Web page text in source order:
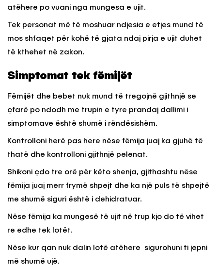
atëhere po vuani nga mungesa e ujit.
Tek personat më të moshuar ndjesia e etjes mund të
mos shfaqet për kohë të gjata ndaj pirja e ujit duhet
të kthehet në zakon.
Simptomat tek fëmijët
Fëmijët dhe bebet nuk mund të tregojnë gjithnjë se
çfarë po ndodh me trupin e tyre prandaj dallimi i
simptomave është shumë i rëndësishëm.
Kontrolloni herë pas here nëse fëmija juaj ka gjuhë të
thatë dhe kontrolloni gjithnjë pelenat.
Shikoni çdo tre orë për këto shenja, gjithashtu nëse
fëmija juaj merr frymë shpejt dhe ka një puls të shpejtë
me shumë siguri është i dehidratuar.
Nëse fëmija ka mungesë të ujit në trup kjo do të vihet
re edhe tek lotët.
Nëse kur qan nuk dalin lotë atëhere sigurohuni ti jepni
më shumë ujë.